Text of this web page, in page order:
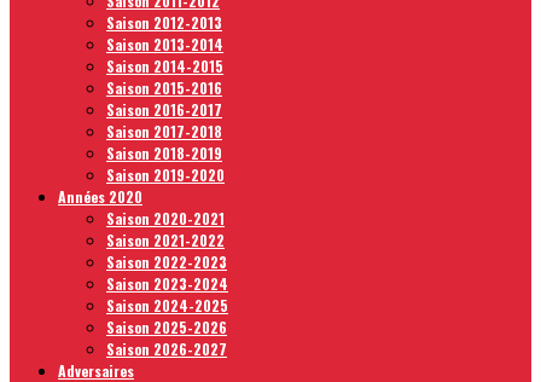
Saison 2012-2013
Saison 2013-2014
Saison 2014-2015
Saison 2015-2016
Saison 2016-2017
Saison 2017-2018
Saison 2018-2019
Saison 2019-2020
Années 2020
Saison 2020-2021
Saison 2021-2022
Saison 2022-2023
Saison 2023-2024
Saison 2024-2025
Saison 2025-2026
Saison 2026-2027
Adversaires